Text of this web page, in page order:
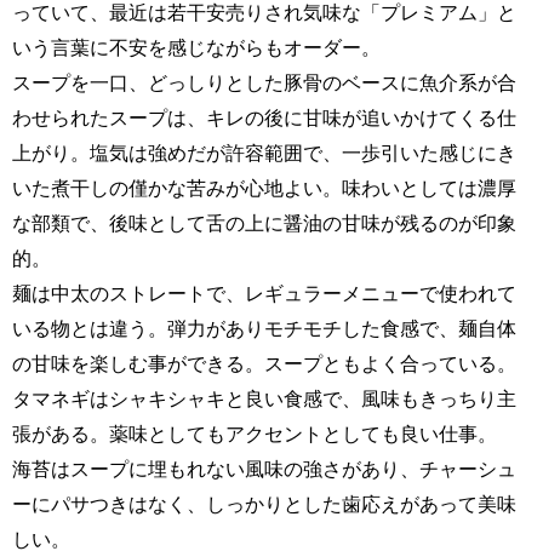
っていて、最近は若干安売りされ気味な「プレミアム」と
いう言葉に不安を感じながらもオーダー。
スープを一口、どっしりとした豚骨のベースに魚介系が合
わせられたスープは、キレの後に甘味が追いかけてくる仕
上がり。塩気は強めだが許容範囲で、一歩引いた感じにき
いた煮干しの僅かな苦みが心地よい。味わいとしては濃厚
な部類で、後味として舌の上に醤油の甘味が残るのが印象
的。
麺は中太のストレートで、レギュラーメニューで使われて
いる物とは違う。弾力がありモチモチした食感で、麺自体
の甘味を楽しむ事ができる。スープともよく合っている。
タマネギはシャキシャキと良い食感で、風味もきっちり主
張がある。薬味としてもアクセントとしても良い仕事。
海苔はスープに埋もれない風味の強さがあり、チャーシュ
ーにパサつきはなく、しっかりとした歯応えがあって美味
しい。